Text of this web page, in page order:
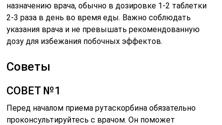
назначению врача, обычно в дозировке 1-2 таблетки
2-3 раза в день во время еды. Важно соблюдать
указания врача и не превышать рекомендованную
дозу для избежания побочных эффектов.
Советы
СОВЕТ №1
Перед началом приема рутаскорбина обязательно
проконсультируйтесь с врачом. Он поможет